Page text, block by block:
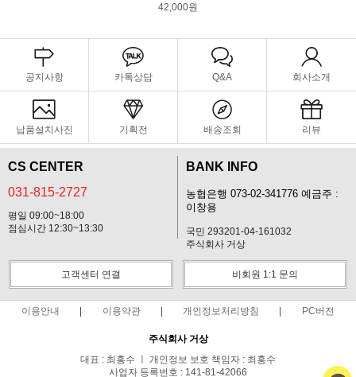
42,000원
공지사항 카톡상담 Q&A 회사소개
납품설치사진 기획전 배송조회 리뷰
CS CENTER
031-815-2727
평일 09:00~18:00
점심시간 12:30~13:30
BANK INFO
농협은행 073-02-341776 예금주 :
이창용
국민 293201-04-161032
주식회사 거상
고객센터 연결 비회원 1:1 문의
이용안내 이용약관 개인정보처리방침 PC버전
주식회사 거상
대표 : 최홍수 ㅣ 개인정보 보호 책임자 : 최홍수
사업자 등록번호 : 141-81-42066